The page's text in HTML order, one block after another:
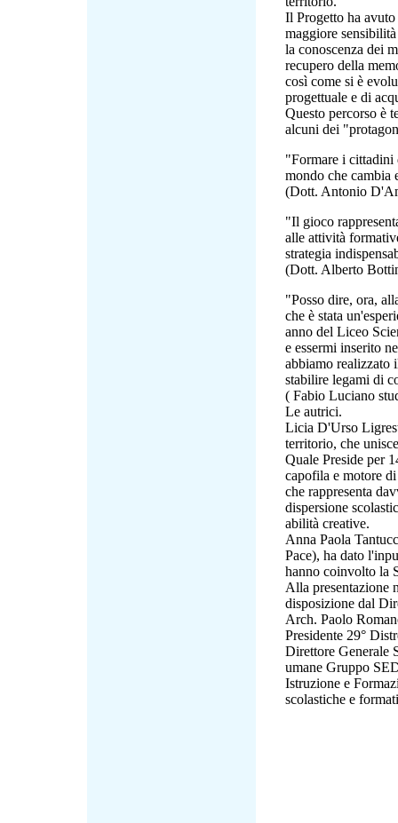
Il Progetto ha
maggiore
la conoscenza dei
recupero della
così come si è
progettuale e di
Questo percorso è
alcuni dei
"Formare i cittadini
mondo che cambia
(Dott. Antonio
"Il gioco
alle attività
strategia
(Dott. Alberto
"Posso dire, ora,
che è stata
anno del Liceo
e essermi inserito
abbiamo realizzato
stabilire legami di
( Fabio Luciano
Le autrici.
Licia D'Urso
territorio, che
Quale Preside per
capofila e motore
che rappresenta
dispersione
abilità creative.
Anna Paola
Pace), ha dato
hanno coinvolto la
Alla presentazione
disposizione dal
Arch. Paolo
Presidente 29°
Direttore Generale
umane Gruppo
Istruzione e
scolastiche e